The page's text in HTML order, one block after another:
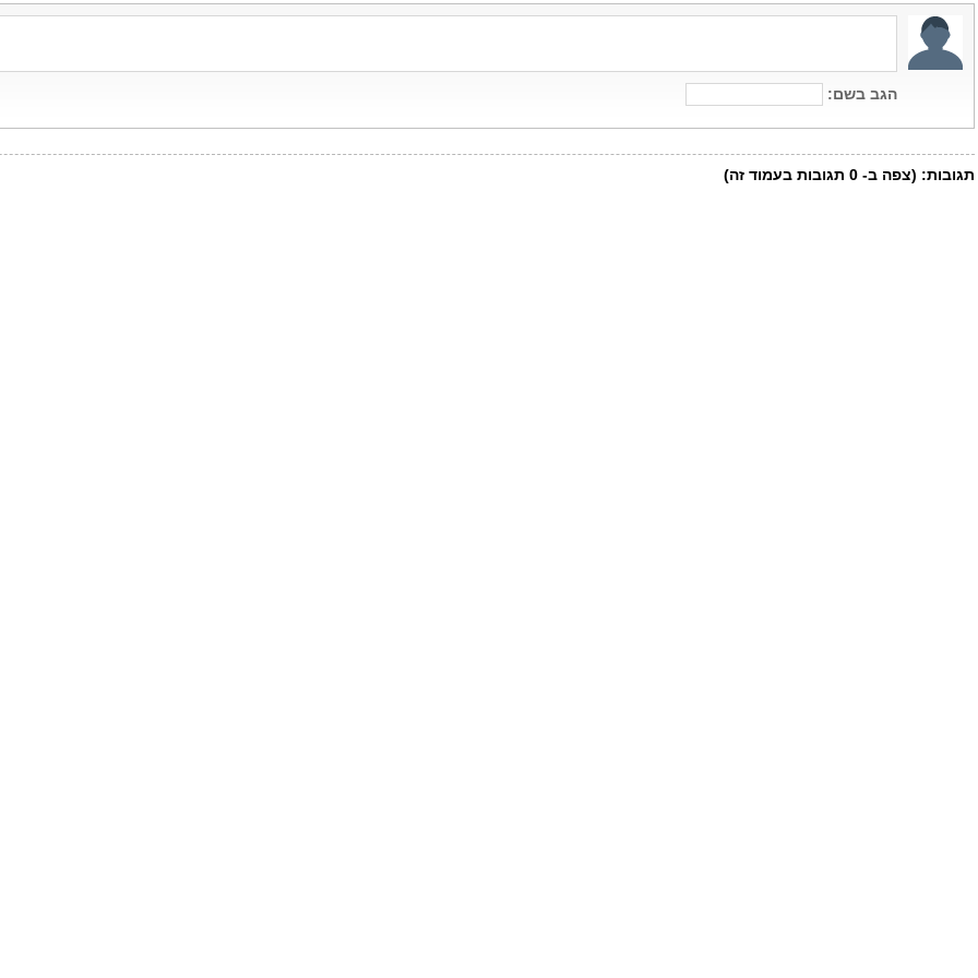
הגב בשם:
תגובות: (צפה ב- 0 תגובות בעמוד זה)